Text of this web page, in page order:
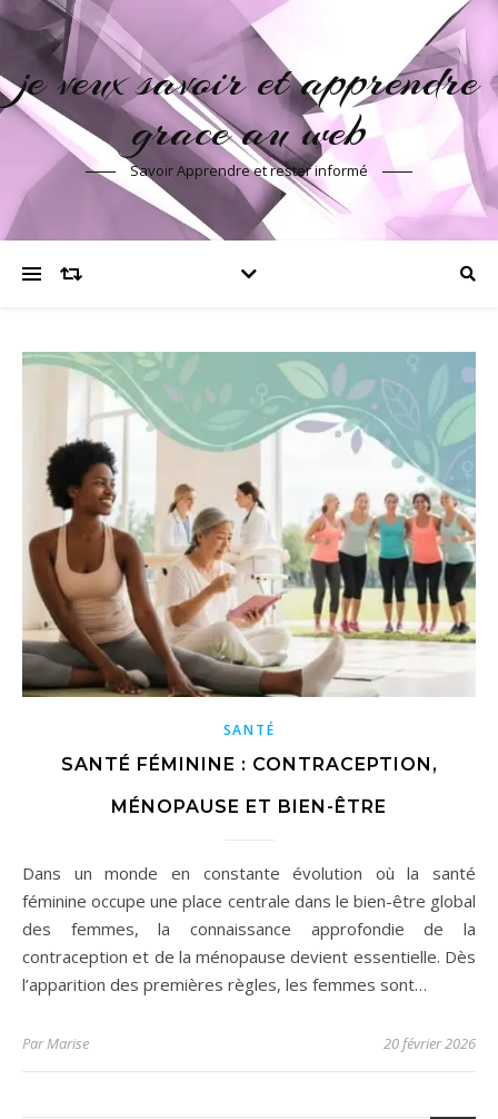
je veux savoir et apprendre
grace au web
Savoir Apprendre et rester informé
SANTÉ
SANTÉ FÉMININE : CONTRACEPTION,
MÉNOPAUSE ET BIEN-ÊTRE
Dans un monde en constante évolution où la santé
féminine occupe une place centrale dans le bien-être global
des femmes, la connaissance approfondie de la
contraception et de la ménopause devient essentielle. Dès
l’apparition des premières règles, les femmes sont…
ParMarise 20 février 2026